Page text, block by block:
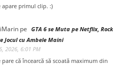
apare primul clip. :)
pe GTA 6 se Muta pe Netflix,
Jocul cu Ambele Maini
2026, 6:01 PM
pare că încearcă să scoată maximum din